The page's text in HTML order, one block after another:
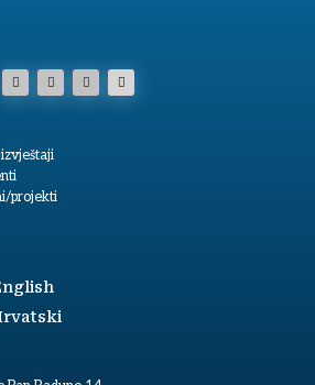
projekti